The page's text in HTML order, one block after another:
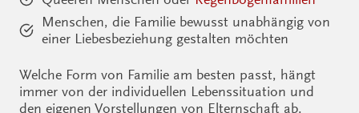
Menschen, die Familie bewusst unabhängig von
einer Liebesbeziehung gestalten möchten
Welche Form von Familie am besten passt, hängt
immer von der individuellen Lebenssituation und
den eigenen Vorstellungen von Elternschaft ab.